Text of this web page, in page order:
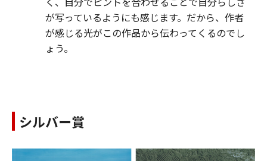
が写っているようにも感じます。だから、作者
が感じる光がこの作品から伝わってくるのでし
ょう。
シルバー賞